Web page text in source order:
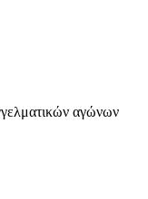
αγώνων